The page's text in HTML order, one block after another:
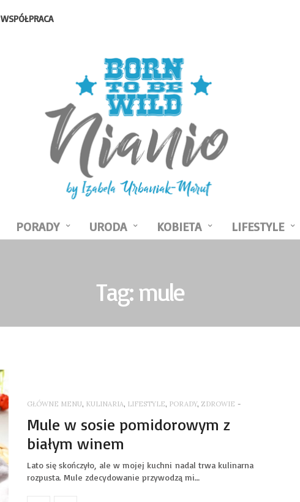
WSPÓŁPRACA
PORADY URODA KOBIETA LIFESTYLE
Tag: mule
GŁÓWNE MENU, KULINARIA, LIFESTYLE, PORADY, ZDROWIE -
Mule w sosie pomidorowym z
białym winem
Lato się skończyło, ale w mojej kuchni nadal trwa kulinarna
rozpusta. Mule zdecydowanie przywodzą mi…